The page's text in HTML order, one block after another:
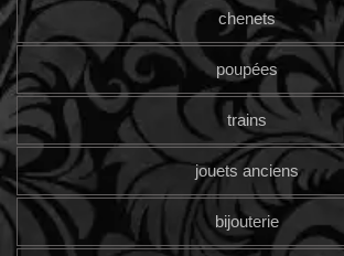
chenets
poupées
trains
jouets anciens
bijouterie